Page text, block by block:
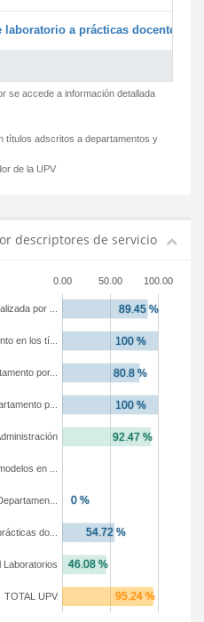
laboratorio a prácticas docentes y
se accede a información detallada
títulos adscritos a departamentos y
de la UPV
descriptores de servicio
0.00 50.00 100.00
TOTAL UPV
Laboratorios
do...
en ...
p...
por...
en los tí...
por ...